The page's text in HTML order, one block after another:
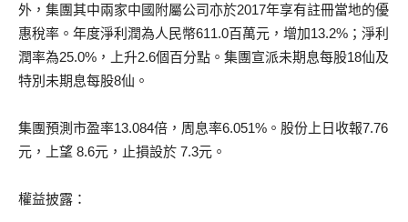
外，集團其中兩家中國附屬公司亦於2017年享有註冊當地的優
惠稅率。年度淨利潤為人民幣611.0百萬元，增加13.2%；淨利
潤率為25.0%，上升2.6個百分點。集團宣派未期息每股18仙及
特別未期息每股8仙。
集團預測市盈率13.084倍，周息率6.051%。股份上日收報7.76
元，上望 8.6元，止損設於 7.3元。
權益披露：